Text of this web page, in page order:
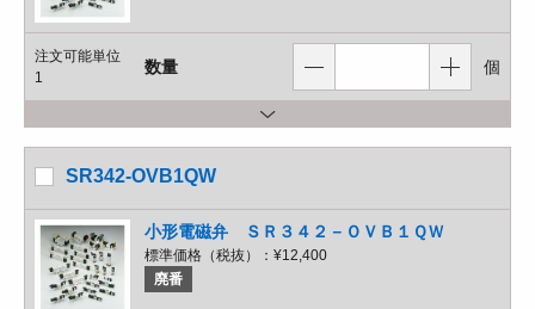
注文可能単位
1
数量 個
SR342-OVB1QW
小形電磁弁 ＳＲ３４２－ＯＶＢ１ＱＷ
標準価格（税抜）： ¥12,400
廃番